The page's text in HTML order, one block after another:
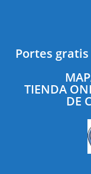
Portes
TIENDA
DE